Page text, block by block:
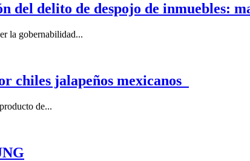
del delito de despojo de inmuebles:
la gobernabilidad...
chiles jalapeños mexicanos
de...